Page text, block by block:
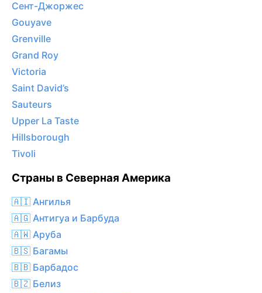
Сент-Джоржес
Gouyave
Grenville
Grand Roy
Victoria
Saint David’s
Sauteurs
Upper La Taste
Hillsborough
Tivoli
Страны в Северная Америка
🇦🇮 Ангилья
🇦🇬 Антигуа и Барбуда
🇦🇼 Аруба
🇧🇸 Багамы
🇧🇧 Барбадос
🇧🇿 Белиз